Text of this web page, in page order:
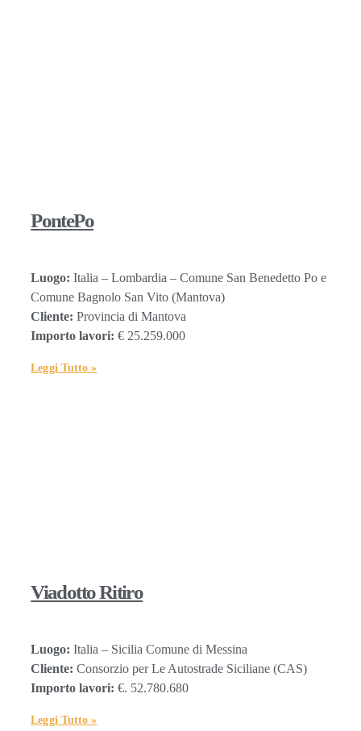
PontePo
Luogo:Italia – Lombardia – Comune San Benedetto Po e
Comune Bagnolo San Vito (Mantova)
Cliente:Provincia di Mantova
Importo lavori:€ 25.259.000
Leggi Tutto »
Viadotto Ritiro
Luogo:Italia – Sicilia Comune di Messina
Cliente:Consorzio per Le Autostrade Siciliane (CAS)
Importo lavori:€. 52.780.680
Leggi Tutto »